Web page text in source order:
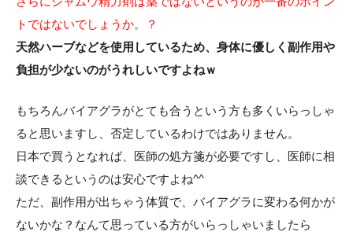
トではないでしょうか。？
天然ハーブなどを使用しているため、身体に優しく副作用や
負担が少ないのがうれしいですよねｗ
もちろんバイアグラがとても合うという方も多くいらっしゃ
ると思いますし、否定しているわけではありません。
日本で買うとなれば、医師の処方箋が必要ですし、医師に相
談できるというのは安心ですよね^^
ただ、副作用が出ちゃう体質で、バイアグラに変わる何かが
ないかな？なんて思っている方がいらっしゃいましたら